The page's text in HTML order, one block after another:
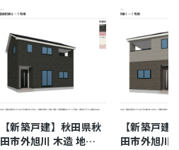
【新築戸建】秋田県秋
田市外旭川 木造 地上2
【新築戸建
田市外旭川